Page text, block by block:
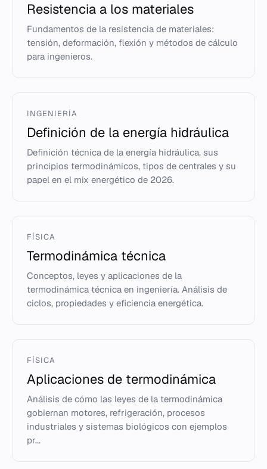
Resistencia a los materiales
Fundamentos de la resistencia de materiales:
tensión, deformación, flexión y métodos de cálculo
para ingenieros.
INGENIERÍA
Definición de la energía hidráulica
Definición técnica de la energía hidráulica, sus
principios termodinámicos, tipos de centrales y su
papel en el mix energético de 2026.
FÍSICA
Termodinámica técnica
Conceptos, leyes y aplicaciones de la
termodinámica técnica en ingeniería. Análisis de
ciclos, propiedades y eficiencia energética.
FÍSICA
Aplicaciones de termodinámica
Análisis de cómo las leyes de la termodinámica
gobiernan motores, refrigeración, procesos
industriales y sistemas biológicos con ejemplos
pr...